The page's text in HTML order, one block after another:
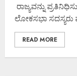
ರಾಜ್ಯವನ್ನು
ಲೋಕಸಭಾ ಸದಸ್ಯರು
READ MORE